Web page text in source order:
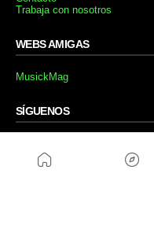
Trabaja con nosotros
WEBS AMIGAS
MusickMag
SÍGUENOS